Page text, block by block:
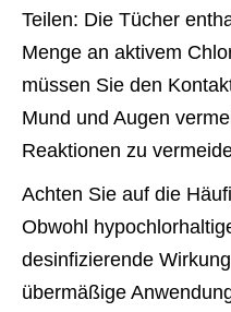
Teilen: Die Tücher
Menge an aktivem
müssen Sie den
Mund und Augen
Reaktionen zu
Achten Sie auf die
Obwohl
desinfizierende
übermäßige